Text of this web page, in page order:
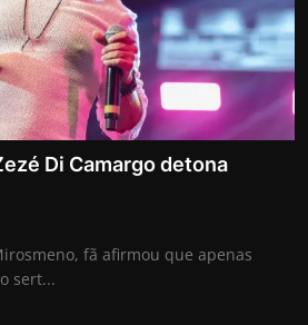
Di Camargo detona
fã afirmou que apenas
sert...